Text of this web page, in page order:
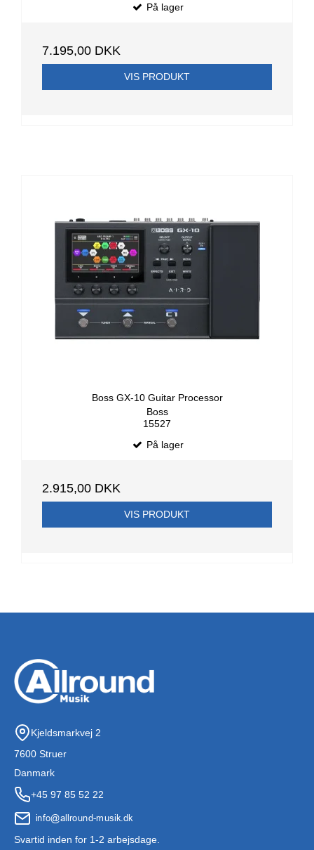
På lager
7.195,00 DKK
VIS PRODUKT
Boss GX-10 Guitar Processor
Boss
15527
På lager
2.915,00 DKK
VIS PRODUKT
Kjeldsmarkvej 2
7600 Struer
Danmark
+45 97 85 52 22
Svartid inden for 1-2 arbejsdage.